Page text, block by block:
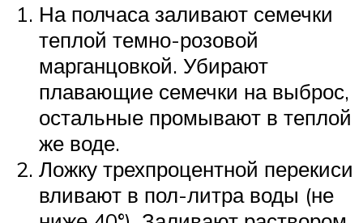
На полчаса заливают семечки
теплой темно-розовой
марганцовкой. Убирают
плавающие семечки на выброс,
остальные промывают в теплой
же воде.
Ложку трехпроцентной перекиси
вливают в пол-литра воды (не